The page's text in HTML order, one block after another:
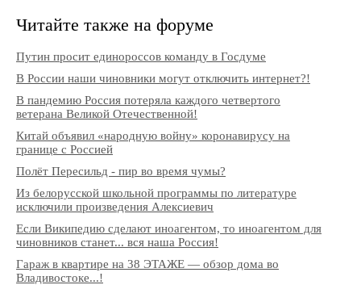
Читайте также на форуме
Путин просит единороссов команду в Госдуме
В России наши чиновники могут отключить интернет?!
В пандемию Россия потеряла каждого четвертого
ветерана Великой Отечественной!
Китай объявил «народную войну» коронавирусу на
границе с Россией
Полёт Пересильд - пир во время чумы?
Из белорусской школьной программы по литературе
исключили произведения Алексиевич
Если Википедию сделают иноагентом, то иноагентом для
чиновников станет... вся наша Россия!
Гараж в квартире на 38 ЭТАЖЕ — обзор дома во
Владивостоке...!